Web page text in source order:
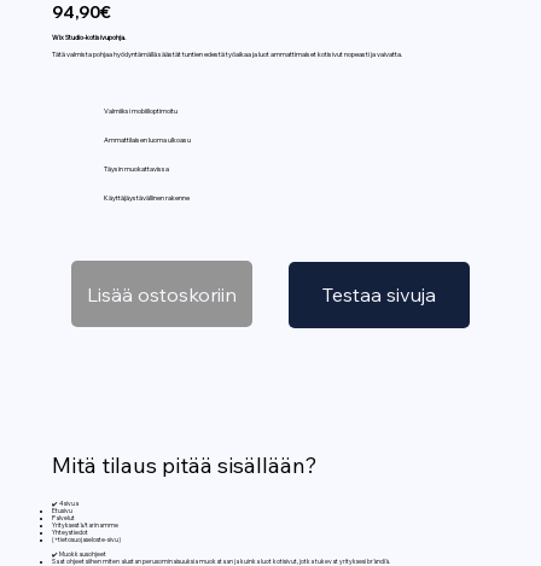
94,90€
Lisää ostoskoriin Testaa sivuja
Wix Studio-kotisivupohja.
Tätä valmista pohjaa hyödyntämällä säästät tuntien edestä työaikaa ja luot ammattimaiset kotisivut nopeasti ja vaivatta.
Valmiiksi mobiilioptimoitu
Ammattilaisen luoma ulkoasu
Täysin muokattavissa
Käyttäjäystävällinen rakenne
Mitä tilaus pitää sisällään?
✔️ 4 sivua
Etusivu
Palvelut
Yrityksestä/tarinamme
Yhteystiedot
(+tietosuojaseloste-sivu)
✔️ Muokkausohjeet
Saat ohjeet siihen miten alustan perusominaisuuksia muokataan ja kuinka luot kotisivut, jotka tukevat yrityksesi brändiä.